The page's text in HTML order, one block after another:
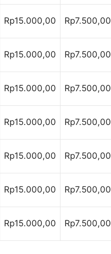
Rp15.000,00 Rp7.500,00
Rp15.000,00 Rp7.500,00
Rp15.000,00 Rp7.500,00
Rp15.000,00 Rp7.500,00
Rp15.000,00 Rp7.500,00
Rp15.000,00 Rp7.500,00
Rp15.000,00 Rp7.500,00